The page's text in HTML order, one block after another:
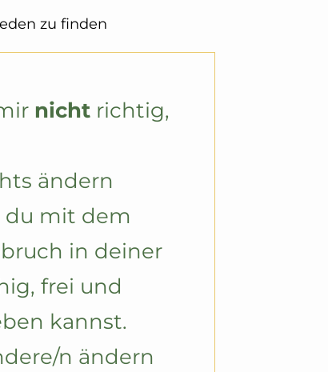
zu finden
nicht richtig,
ändern
du mit dem
in deiner
frei und
kannst.
n ändern